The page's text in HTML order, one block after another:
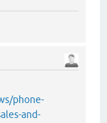
phone-
and-